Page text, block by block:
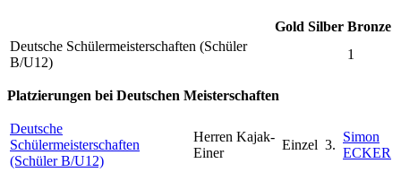
Gold Silber Bronze
Deutsche Schülermeisterschaften (Schüler
B/U12)
1
Platzierungen bei Deutschen Meisterschaften
Deutsche
Schülermeisterschaften
(Schüler B/U12)
Herren Kajak-
Einer
Einzel 3.
Simon
ECKER